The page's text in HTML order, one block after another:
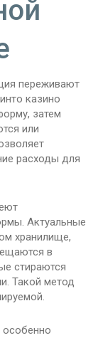
переживают
казино
затем
или
расходы для
Актуальные
хранилище,
в
стираются
Такой метод
особенно